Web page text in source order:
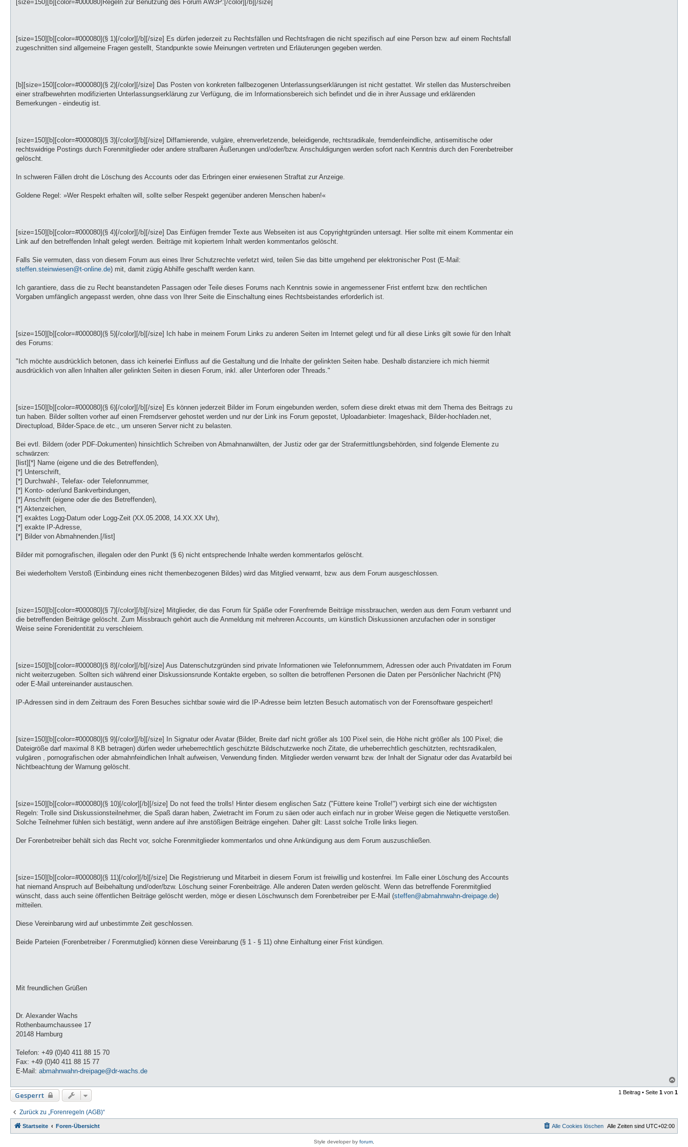
[size=150][b][color=#000080]Regeln zur Benutzung des Forum AW3P:[/color][/b][/size]
[size=150][b][color=#000080](§ 1)[/color][/b][/size] Es dürfen jederzeit zu Rechtsfällen und Rechtsfragen die nicht spezifisch auf eine Person bzw. auf einem Rechtsfall
zugeschnitten sind allgemeine Fragen gestellt, Standpunkte sowie Meinungen vertreten und Erläuterungen gegeben werden.
[b][size=150][color=#000080](§ 2)[/color][/size] Das Posten von konkreten fallbezogenen Unterlassungserklärungen ist nicht gestattet. Wir stellen das Musterschreiben
einer strafbewehrten modifizierten Unterlassungserklärung zur Verfügung, die im Informationsbereich sich befindet und die in ihrer Aussage und erklärenden
Bemerkungen - eindeutig ist.
[size=150][b][color=#000080](§ 3)[/color][/b][/size] Diffamierende, vulgäre, ehrenverletzende, beleidigende, rechtsradikale, fremdenfeindliche, antisemitische oder
rechtswidrige Postings durch Forenmitglieder oder andere strafbaren Äußerungen und/oder/bzw. Anschuldigungen werden sofort nach Kenntnis durch den Forenbetreiber
gelöscht.
In schweren Fällen droht die Löschung des Accounts oder das Erbringen einer erwiesenen Straftat zur Anzeige.
Goldene Regel: »Wer Respekt erhalten will, sollte selber Respekt gegenüber anderen Menschen haben!«
[size=150][b][color=#000080](§ 4)[/color][/b][/size] Das Einfügen fremder Texte aus Webseiten ist aus Copyrightgründen untersagt. Hier sollte mit einem Kommentar ein
Link auf den betreffenden Inhalt gelegt werden. Beiträge mit kopiertem Inhalt werden kommentarlos gelöscht.
Falls Sie vermuten, dass von diesem Forum aus eines Ihrer Schutzrechte verletzt wird, teilen Sie das bitte umgehend per elektronischer Post (E-Mail:
steffen.steinwiesen@t-online.de) mit, damit zügig Abhilfe geschafft werden kann.
Ich garantiere, dass die zu Recht beanstandeten Passagen oder Teile dieses Forums nach Kenntnis sowie in angemessener Frist entfernt bzw. den rechtlichen
Vorgaben umfänglich angepasst werden, ohne dass von Ihrer Seite die Einschaltung eines Rechtsbeistandes erforderlich ist.
[size=150][b][color=#000080](§ 5)[/color][/b][/size] Ich habe in meinem Forum Links zu anderen Seiten im Internet gelegt und für all diese Links gilt sowie für den Inhalt
des Forums:
"Ich möchte ausdrücklich betonen, dass ich keinerlei Einfluss auf die Gestaltung und die Inhalte der gelinkten Seiten habe. Deshalb distanziere ich mich hiermit
ausdrücklich von allen Inhalten aller gelinkten Seiten in diesen Forum, inkl. aller Unterforen oder Threads."
[size=150][b][color=#000080](§ 6)[/color][/b][/size] Es können jederzeit Bilder im Forum eingebunden werden, sofern diese direkt etwas mit dem Thema des Beitrags zu
tun haben. Bilder sollten vorher auf einen Fremdserver gehostet werden und nur der Link ins Forum gepostet, Uploadanbieter: Imageshack, Bilder-hochladen.net,
Directupload, Bilder-Space.de etc., um unseren Server nicht zu belasten.
Bei evtl. Bildern (oder PDF-Dokumenten) hinsichtlich Schreiben von Abmahnanwälten, der Justiz oder gar der Strafermittlungsbehörden, sind folgende Elemente zu
schwärzen:
[list][*] Name (eigene und die des Betreffenden),
[*] Unterschrift,
[*] Durchwahl-, Telefax- oder Telefonnummer,
[*] Konto- oder/und Bankverbindungen,
[*] Anschrift (eigene oder die des Betreffenden),
[*] Aktenzeichen,
[*] exaktes Logg-Datum oder Logg-Zeit (XX.05.2008, 14.XX.XX Uhr),
[*] exakte IP-Adresse,
[*] Bilder von Abmahnenden.[/list]
Bilder mit pornografischen, illegalen oder den Punkt (§ 6) nicht entsprechende Inhalte werden kommentarlos gelöscht.
Bei wiederholtem Verstoß (Einbindung eines nicht themenbezogenen Bildes) wird das Mitglied verwarnt, bzw. aus dem Forum ausgeschlossen.
[size=150][b][color=#000080](§ 7)[/color][/b][/size] Mitglieder, die das Forum für Späße oder Forenfremde Beiträge missbrauchen, werden aus dem Forum verbannt und
die betreffenden Beiträge gelöscht. Zum Missbrauch gehört auch die Anmeldung mit mehreren Accounts, um künstlich Diskussionen anzufachen oder in sonstiger
Weise seine Forenidentität zu verschleiern.
[size=150][b][color=#000080](§ 8)[/color][/b][/size] Aus Datenschutzgründen sind private Informationen wie Telefonnummern, Adressen oder auch Privatdaten im Forum
nicht weiterzugeben. Sollten sich während einer Diskussionsrunde Kontakte ergeben, so sollten die betroffenen Personen die Daten per Persönlicher Nachricht (PN)
oder E-Mail untereinander austauschen.
IP-Adressen sind in dem Zeitraum des Foren Besuches sichtbar sowie wird die IP-Adresse beim letzten Besuch automatisch von der Forensoftware gespeichert!
[size=150][b][color=#000080](§ 9)[/color][/b][/size] In Signatur oder Avatar (Bilder, Breite darf nicht größer als 100 Pixel sein, die Höhe nicht größer als 100 Pixel; die
Dateigröße darf maximal 8 KB betragen) dürfen weder urheberrechtlich geschützte Bildschutzwerke noch Zitate, die urheberrechtlich geschützten, rechtsradikalen,
vulgären , pornografischen oder abmahnfeindlichen Inhalt aufweisen, Verwendung finden. Mitglieder werden verwarnt bzw. der Inhalt der Signatur oder das Avatarbild bei
Nichtbeachtung der Warnung gelöscht.
[size=150][b][color=#000080](§ 10)[/color][/b][/size] Do not feed the trolls! Hinter diesem englischen Satz ("Füttere keine Trolle!") verbirgt sich eine der wichtigsten
Regeln: Trolle sind Diskussionsteilnehmer, die Spaß daran haben, Zwietracht im Forum zu säen oder auch einfach nur in grober Weise gegen die Netiquette verstoßen.
Solche Teilnehmer fühlen sich bestätigt, wenn andere auf ihre anstößigen Beiträge eingehen. Daher gilt: Lasst solche Trolle links liegen.
Der Forenbetreiber behält sich das Recht vor, solche Forenmitglieder kommentarlos und ohne Ankündigung aus dem Forum auszuschließen.
[size=150][b][color=#000080](§ 11)[/color][/b][/size] Die Registrierung und Mitarbeit in diesem Forum ist freiwillig und kostenfrei. Im Falle einer Löschung des Accounts
hat niemand Anspruch auf Beibehaltung und/oder/bzw. Löschung seiner Forenbeiträge. Alle anderen Daten werden gelöscht. Wenn das betreffende Forenmitglied
wünscht, dass auch seine öffentlichen Beiträge gelöscht werden, möge er diesen Löschwunsch dem Forenbetreiber per E-Mail (steffen@abmahnwahn-dreipage.de)
mitteilen.
Diese Vereinbarung wird auf unbestimmte Zeit geschlossen.
Beide Parteien (Forenbetreiber / Forenmutglied) können diese Vereinbarung (§ 1 - § 11) ohne Einhaltung einer Frist kündigen.
Mit freundlichen Grüßen
Dr. Alexander Wachs
Rothenbaumchaussee 17
20148 Hamburg
Telefon: +49 (0)40 411 88 15 70
Fax: +49 (0)40 411 88 15 77
E-Mail: abmahnwahn-dreipage@dr-wachs.de
a
c
Gesperrt 1 Beitrag • Seite 1 von 1
Zurück zu „Forenregeln (AGB)“
Startseite Foren-Übersicht Alle Zeiten sind UTC+02:00
Alle Cookies löschen
Style developer by forum